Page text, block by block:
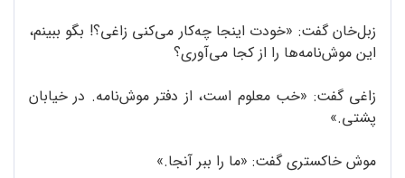
زبل‌خان گفت: «خودت اینجا چه‌کار می‌کنی زاغی؟! بگو ببینم،
این موش‌نامه‌ها را از کجا می‌آوری؟
زاغی گفت: «خب معلوم است، از دفتر موش‌نامه. در خیابان
پشتی.»
موش خاکستری گفت: «ما را ببر آنجا.»